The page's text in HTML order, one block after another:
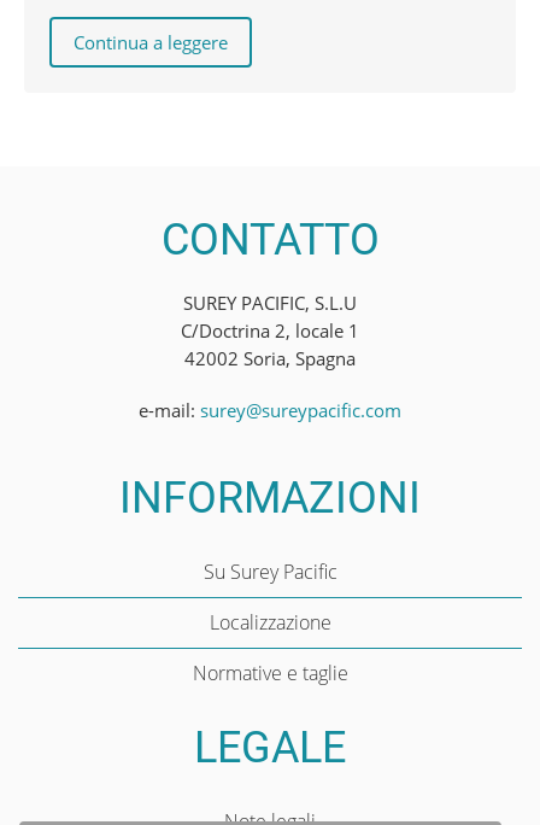
Continua a leggere
CONTATTO
SUREY PACIFIC, S.L.U
C/Doctrina 2, locale 1
42002 Soria, Spagna
e-mail: surey@sureypacific.com
INFORMAZIONI
Su Surey Pacific
Localizzazione
Normative e taglie
LEGALE